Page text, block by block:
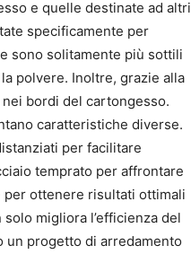
e quelle destinate ad altri
specificamente per
sono solitamente più sottili
polvere. Inoltre, grazie alla
bordi del cartongesso.
caratteristiche diverse.
per facilitare
temprato per affrontare
per ottenere risultati ottimali
migliora l’efficienza del
un progetto di arredamento